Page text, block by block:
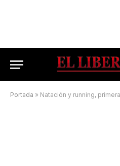
Portada » Natación y running,